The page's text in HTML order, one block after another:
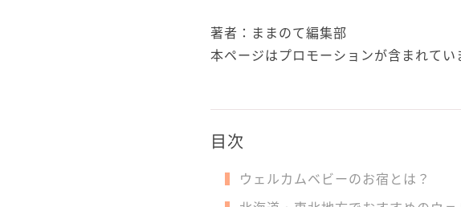
著者：ままのて編集部
本ページはプロモーションが含まれてい
目次
ウェルカムベビーのお宿とは？